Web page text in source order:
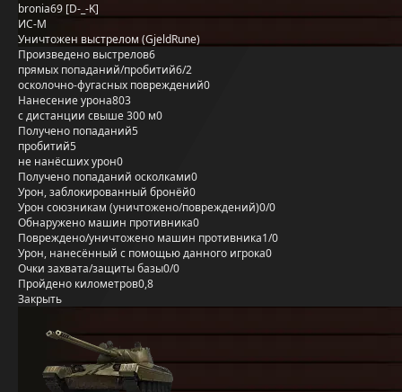
bronia69 [D-_-K]
ИС-М
Уничтожен выстрелом (GjeldRune)
Произведено выстрелов6
прямых попаданий/пробитий6/2
осколочно-фугасных повреждений0
Нанесение урона803
с дистанции свыше 300 м0
Получено попаданий5
пробитий5
не нанёсших урон0
Получено попаданий осколками0
Урон, заблокированный бронёй0
Урон союзникам (уничтожено/повреждений)0/0
Обнаружено машин противника0
Повреждено/уничтожено машин противника1/0
Урон, нанесённый с помощью данного игрока0
Очки захвата/защиты базы0/0
Пройдено километров0,8
Закрыть